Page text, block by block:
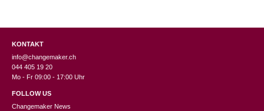
KONTAKT
info@changemaker.ch
044 405 19 20
Mo - Fr 09:00 - 17:00 Uhr
FOLLOW US
Changemaker News